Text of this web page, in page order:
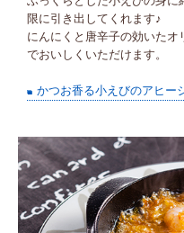
限に引き出してくれます♪
にんにくと唐辛子の効いたオ
でおいしくいただけます。
かつお香る小えびのアヒー